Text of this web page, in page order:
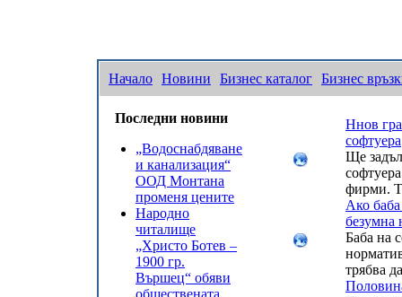
Начало Новини Бизнес каталог Бизнес
Последни новини
„Водоснабдяване
и канализация“
ООД Монтана
променя цените
Народно
читалище
„Христо Ботев –
1900 гр.
Вършец“ обяви
обществената
Ннов
софтуера
Ще
фирми.
Ако
безумна
Баба на
трябва